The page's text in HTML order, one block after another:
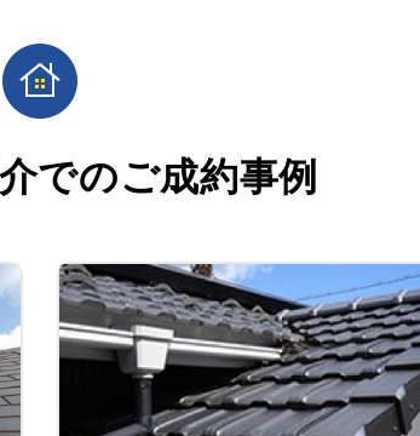
でのご成約事例